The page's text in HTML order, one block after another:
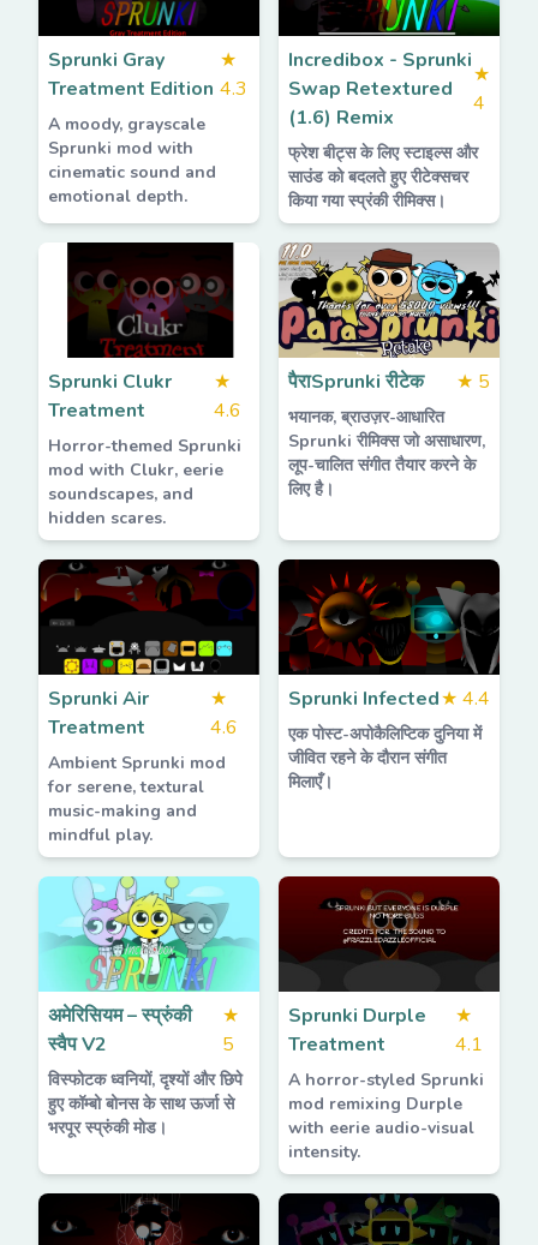
Sprunki Gray
Treatment Edition
★
4.3
A moody, grayscale
Sprunki mod with
cinematic sound and
emotional depth.
Incredibox - Sprunki
Swap Retextured
(1.6) Remix
★
4
फ्रेश बीट्स के लिए स्टाइल्स और
साउंड को बदलते हुए रीटेक्सचर
किया गया स्प्रंकी रीमिक्स।
Sprunki Clukr
Treatment
★
4.6
Horror-themed Sprunki
mod with Clukr, eerie
soundscapes, and
hidden scares.
पैराSprunki रीटेक ★ 5
भयानक, ब्राउज़र-आधारित
Sprunki रीमिक्स जो असाधारण,
लूप-चालित संगीत तैयार करने के
लिए है।
Sprunki Air
Treatment
★
4.6
Ambient Sprunki mod
for serene, textural
music-making and
mindful play.
Sprunki Infected★ 4.4
एक पोस्ट-अपोकैलिप्टिक दुनिया में
जीवित रहने के दौरान संगीत
मिलाएँ।
अमेरिसियम – स्प्रुंकी
स्वैप V2
★
5
विस्फोटक ध्वनियों, दृश्यों और छिपे
हुए कॉम्बो बोनस के साथ ऊर्जा से
भरपूर स्प्रुंकी मोड।
Sprunki Durple
Treatment
★
4.1
A horror-styled Sprunki
mod remixing Durple
with eerie audio-visual
intensity.